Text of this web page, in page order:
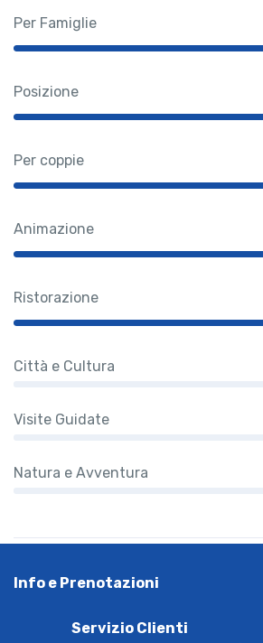
Per Famiglie
Posizione
Per coppie
Animazione
Ristorazione
Città e Cultura
Visite Guidate
Natura e Avventura
Info e Prenotazioni
Servizio Clienti